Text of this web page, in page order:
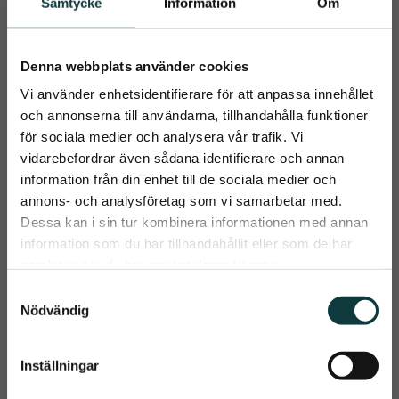
Denna webbplats använder cookies
Vi använder enhetsidentifierare för att anpassa innehållet
och annonserna till användarna, tillhandahålla funktioner
för sociala medier och analysera vår trafik. Vi
vidarebefordrar även sådana identifierare och annan
information från din enhet till de sociala medier och
annons- och analysföretag som vi samarbetar med.
Dessa kan i sin tur kombinera informationen med annan
information som du har tillhandahållit eller som de har
Nödvändig
Inställningar
Nicole Hårt
Gummibett Lösa
ringar
En modern lösning för
ryttare som söker en mjuk
kommunikation
Fager Comfy
Bettskivor
​Designade för maximal
komfort
190kr
NYHET
Lägg
Prenumerera på Emmishopens
nyhetsbrev
Det allra senaste direkt i din inkorg